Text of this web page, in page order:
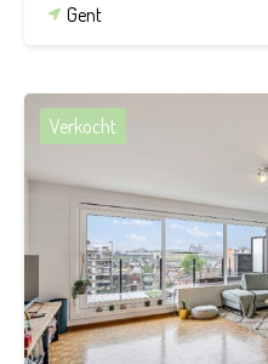
Gent
Verkocht
2
112 m²